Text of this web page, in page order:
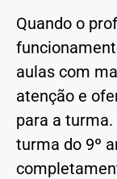
Quando o
aulas com
atenção e
para a
turma do 9º